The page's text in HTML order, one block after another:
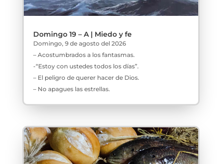
Domingo 19 – A | Miedo y fe
Domingo, 9 de agosto del 2026
– Acostumbrados a los fantasmas.
-“Estoy con ustedes todos los días”.
– El peligro de querer hacer de Dios.
– No apagues las estrellas.